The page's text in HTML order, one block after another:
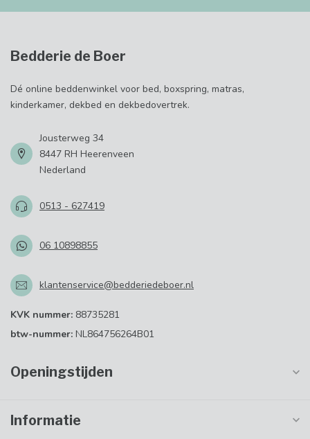
Bedderie de Boer
Dé online beddenwinkel voor bed, boxspring, matras,
kinderkamer, dekbed en dekbedovertrek.
Jousterweg 34
8447 RH Heerenveen
Nederland
0513 - 627419
06 10898855
klantenservice@bedderiedeboer.nl
KVK nummer: 88735281
btw-nummer: NL864756264B01
Openingstijden
Informatie